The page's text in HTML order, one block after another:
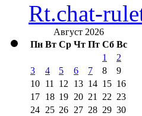
Rt.chat-
Август 2026
Пн Вт Ср Чт Пт Сб Вс
1
2
3
4 5 6 7 8
9
10 11 12 13 14 15 16
17 18 19 20 21 22 23
24 25 26 27 28 29 30